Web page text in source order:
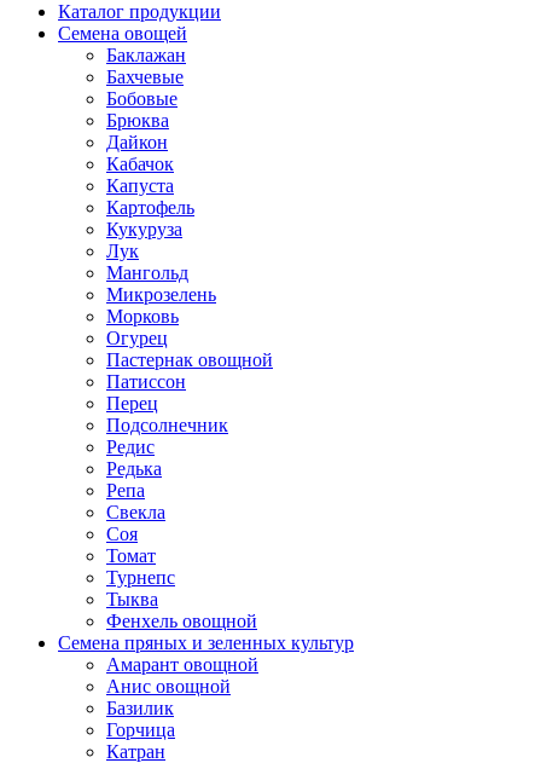
Каталог продукции
Семена овощей
Баклажан
Бахчевые
Бобовые
Брюква
Дайкон
Кабачок
Капуста
Картофель
Кукуруза
Лук
Мангольд
Микрозелень
Морковь
Огурец
Пастернак овощной
Патиссон
Перец
Подсолнечник
Редис
Редька
Репа
Свекла
Соя
Томат
Турнепс
Тыква
Фенхель овощной
Семена пряных и зеленных культур
Амарант овощной
Анис овощной
Базилик
Горчица
Катран